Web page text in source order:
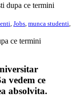
dupa ce termini
Jobs munca studenti
vedem ce
absolvita.